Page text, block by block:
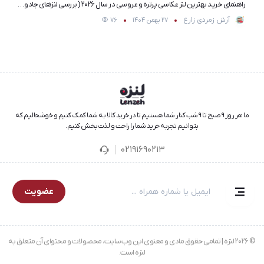
راهنمای خرید بهترین لنز عکاسی پرتره و عروسی در سال ۲۰۲۶ (بررسی لنزهای جادویی)
آرش زمردی زارع 27 بهمن 1404 76
ما هر روز ۹ صبح تا ۹ شب کنار شما هستیم تا در خرید کالا به شما کمک کنیم و خوشحالیم که
بتوانیم تجربه خرید شما را راحت و لذت‌بخش کنیم.
02191690213
عضویت
© 2026 لنزه | تمامی حقوق مادی و معنوی این وب‌سایت، محصولات و محتوای آن متعلق به
لنزه است.